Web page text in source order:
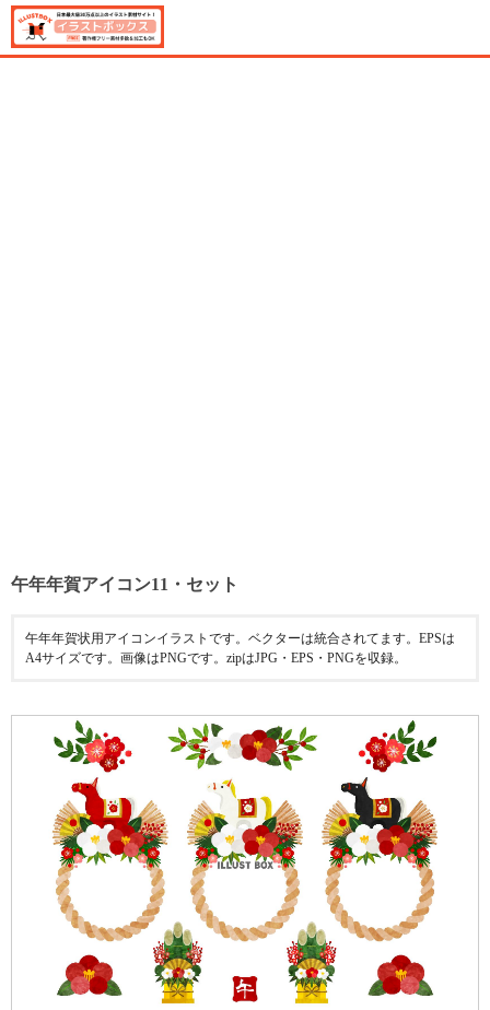
午年年賀アイコン11・セット
午年年賀状用アイコンイラストです。ベクターは統合されてます。EPSは
A4サイズです。画像はPNGです。zipはJPG・EPS・PNGを収録。